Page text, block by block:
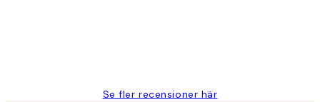
Se fler recensioner här